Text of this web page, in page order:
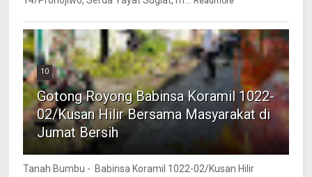
10
Gotong Royong Babinsa Koramil 1022-
02/Kusan Hilir Bersama Masyarakat di
Jumat Bersih
Tanah Bumbu - Babinsa Koramil 1022-02/Kusan Hilir